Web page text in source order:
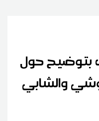
بتوضيح حول
والشابي